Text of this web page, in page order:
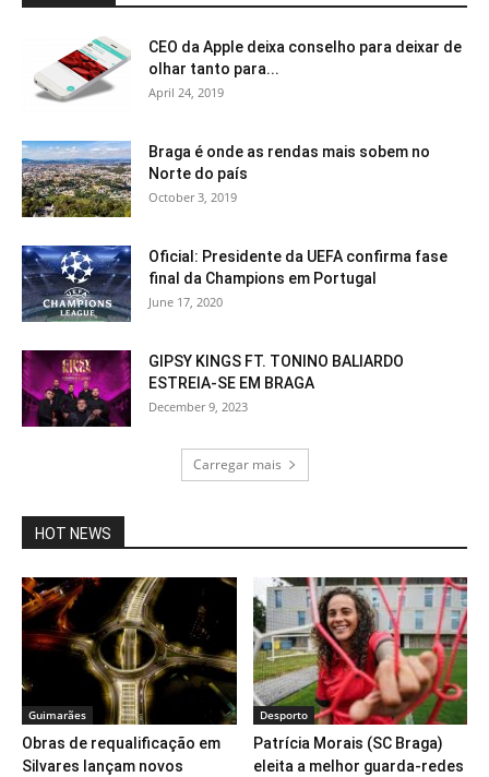
CEO da Apple deixa conselho para deixar de
olhar tanto para...
April 24, 2019
Braga é onde as rendas mais sobem no
Norte do país
October 3, 2019
Oficial: Presidente da UEFA confirma fase
final da Champions em Portugal
June 17, 2020
GIPSY KINGS FT. TONINO BALIARDO
ESTREIA-SE EM BRAGA
December 9, 2023
Carregar mais
HOT NEWS
Guimarães
Obras de requalificação em
Silvares lançam novos
Desporto
Patrícia Morais (SC Braga)
eleita a melhor guarda-redes